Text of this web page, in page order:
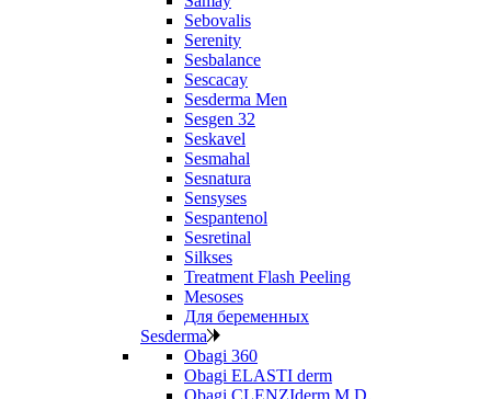
Sebovalis
Serenity
Sesbalance
Sescacay
Sesderma Men
Sesgen 32
Seskavel
Sesmahal
Sesnatura
Sensyses
Sespantenol
Sesretinal
Silkses
Treatment Flash Peeling
Mesoses
Для беременных
Sesderma
Obagi 360
Obagi ELASTI derm
Obagi CLENZIderm M.D.